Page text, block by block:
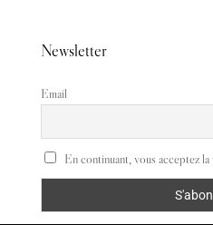
Newsletter
Email
En continuant, vous acceptez